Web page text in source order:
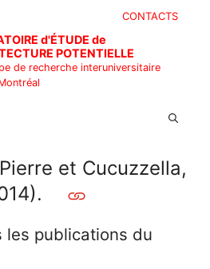
CONTACTS
d'ÉTUDE de
POTENTIELLE
de recherche interuniversitaire
et Cucuzzella,
les publications du